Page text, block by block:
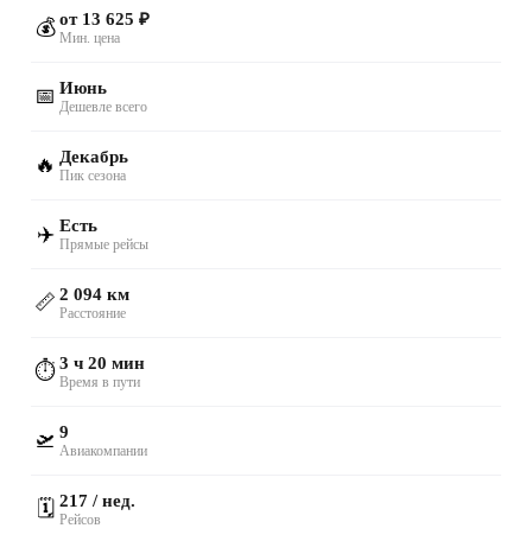
💰 от 13 625 ₽
Мин. цена
📅 Июнь
Дешевле всего
🔥 Декабрь
Пик сезона
✈️ Есть
Прямые рейсы
📏 2 094 км
Расстояние
⏱️3 ч 20 мин
Время в пути
🛫 9
Авиакомпании
🗓️ 217 / нед.
Рейсов